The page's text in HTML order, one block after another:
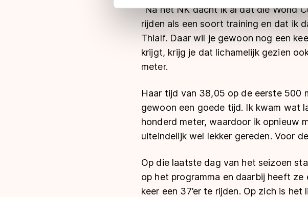
adequaat beschermingsniveau geldt volgens de
Meer informatie vindt u in ons
cookiebeleid
"Na het NK dacht ik al dat die World
rijden als een soort training en dat ik
Thialf. Daar wil je gewoon nog een
krijgt, krijg je dat lichamelijk gezien
meter.
Haar tijd van 38,05 op de eerste 500
gewoon een goede tijd. Ik kwam wat
honderd meter, waardoor ik opnieuw
uiteindelijk wel lekker gereden. Voor
Op die laatste dag van het seizoen
op het programma en daarbij heeft
keer een 37’er te rijden. Op zich is